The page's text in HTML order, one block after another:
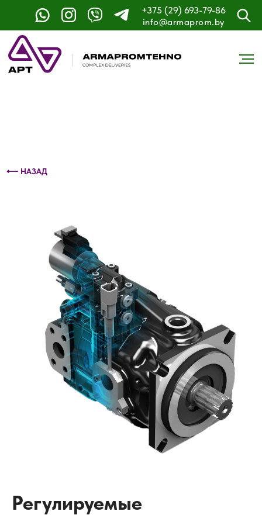
+375 (29) 693-79-86
info@armaprom.by
Контактный телефон: +375 (29) 693-79-86
⟵ НАЗАД
Регулируемые